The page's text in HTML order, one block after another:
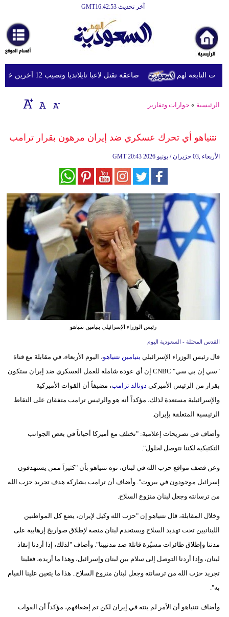
آخر تحديث GMT16:42:53
أخبارعاجلة
رياضة
ثقافة
إقتصاد
وموسيقى
وتغذية
سياحة
وسفر
ديكور
أخبار
إعلام
علوم
وتكنولوجيا
فيديو
صاعقة تقتل لاعبا تايلانديا وتصيب 12 آخرين خلال مباراة التابعة لهم
الرئيسية » حوارات وتقارير
نتنياهو أي تحرك عسكري ضد إيران مرهون بقرار ترامب
GMT 20:43 2026 الأربعاء ,03 حزيران / يونيو
رئيس الوزراء الإسرائيلي بنيامين نتنياهو
القدس المحتلة - السعودية اليوم
قال رئيس الوزراء الإسرائيلي بنيامين نتنياهو، اليوم الأربعاء، في مقابلة مع قناة
"سي إن بي سي" CNBC إن أي عودة شاملة للعمل العسكري ضد إيران ستكون
بقرار من الرئيس الأميركي دونالد ترامب، مضيفاً أن القوات الأميركية
والإسرائيلية مستعدة لذلك، مؤكداً أنه هو والرئيس ترامب متفقان على النقاط
الرئيسية المتعلقة بإيران.
وأضاف في تصريحات إعلامية: "نختلف مع أميركا أحياناً في بعض الجوانب
التكتيكية لكننا نتوصل لحلول".
وعن قصف مواقع حزب الله في لبنان، نوه نتنياهو بأن "كثيراَ ممن يستهدفون
إسرائيل موجودون في بيروت". وأضاف أن ترامب يشاركه هدف تجريد حزب الله
من ترسانته وجعل لبنان منزوع السلاح.
وخلال المقابلة، قال نتنياهو إن "حزب الله وكيل لإيران، يضع كل المواطنين
اللبنانيين تحت تهديد السلاح ويستخدم لبنان منصة لإطلاق صواريخ إرهابية على
مدننا وإطلاق طائرات مسيّرة قاتلة ضد مدنيينا". وأضاف "لذلك، إذا أردنا إنقاذ
لبنان، وإذا أردنا التوصل إلى سلام بين لبنان وإسرائيل، وهذا ما أريده، فعلينا
تجريد حزب الله من ترسانته وجعل لبنان منزوع السلاح.. هذا ما يتعين علينا القيام
به".
وأضاف نتنياهو أن الأمر لم ينته في إيران لكن تم إضعافهم، مؤكداً أن القوات